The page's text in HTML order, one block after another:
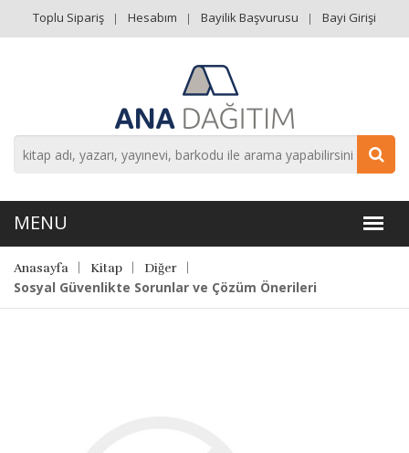
Toplu Sipariş Hesabım Bayilik Başvurusu Bayi Girişi
Anasayfa Kitap Diğer
Sosyal Güvenlikte Sorunlar ve Çözüm Önerileri